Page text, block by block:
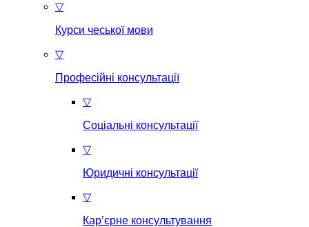
▽
Курси чеської мови
▽
Професійні консультації
▽
Соціальні консультації
▽
Юридичні консультації
▽
Кар’єрне консультування